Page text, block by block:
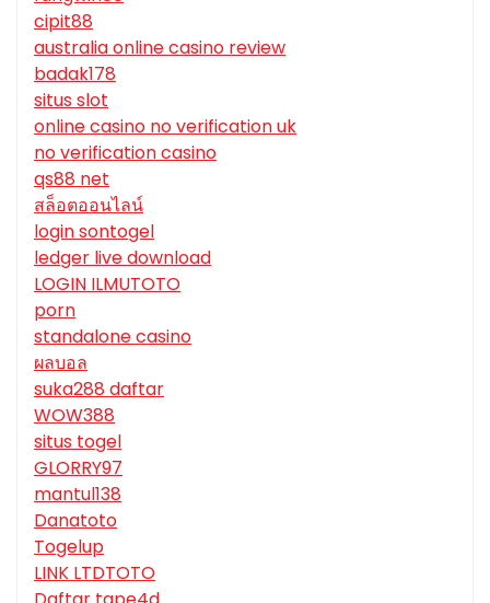
cipit88
australia online casino review
badak178
situs slot
online casino no verification uk
no verification casino
qs88 net
สล็อตออนไลน์
login sontogel
ledger live download
LOGIN ILMUTOTO
porn
standalone casino
ผลบอล
suka288 daftar
WOW388
situs togel
GLORRY97
mantul138
Danatoto
Togelup
LINK LTDTOTO